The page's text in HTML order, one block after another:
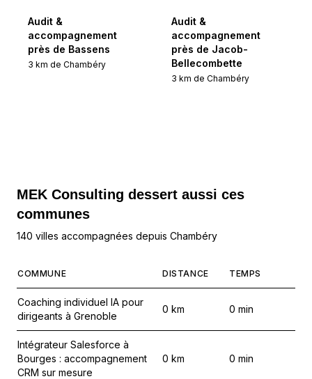
Audit &
accompagnement
près de Bassens
3 km de Chambéry
Audit &
accompagnement
près de Jacob-
Bellecombette
3 km de Chambéry
MEK Consulting dessert aussi ces
communes
140 villes accompagnées depuis Chambéry
COMMUNE DISTANCE TEMPS
Coaching individuel IA pour
dirigeants à Grenoble
0 km 0 min
Intégrateur Salesforce à
Bourges : accompagnement
CRM sur mesure
0 km 0 min